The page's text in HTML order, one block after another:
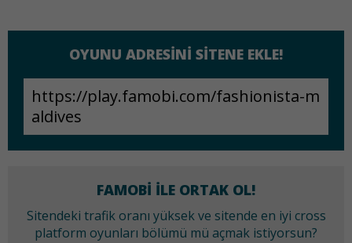
OYUNU ADRESINI SITENE EKLE!
FAMOBI ILE ORTAK OL!
Sitendeki trafik oranı yüksek ve sitende en iyi cross
platform oyunları bölümü mü açmak istiyorsun?